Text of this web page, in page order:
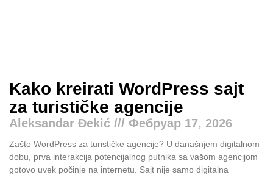
Kako kreirati WordPress sajt
za turističke agencije
Aleksandar Đekić Фебруар 17, 2026
Zašto WordPress za turističke agencije? U današnjem digitalnom
dobu, prva interakcija potencijalnog putnika sa vašom agencijom
gotovo uvek počinje na internetu. Sajt nije samo digitalna